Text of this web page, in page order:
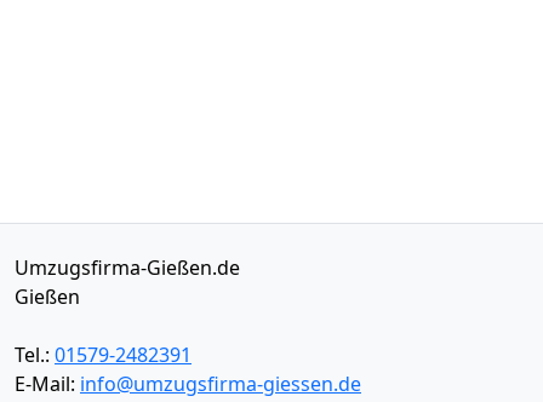
Umzugsfirma-Gießen.de
Gießen
Tel.: 01579-2482391
E-Mail: info@umzugsfirma-giessen.de